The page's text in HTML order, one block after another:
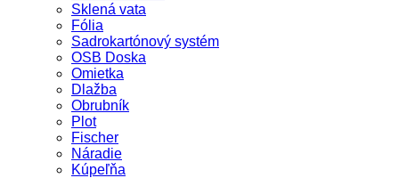
Sklená vata
Fólia
Sadrokartónový systém
OSB Doska
Omietka
Dlažba
Obrubník
Plot
Fischer
Náradie
Kúpeľňa